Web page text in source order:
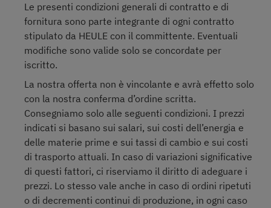
Le presenti condizioni generali di contratto e di
fornitura sono parte integrante di ogni contratto
stipulato da HEULE con il committente. Eventuali
modifiche sono valide solo se concordate per
iscritto.
La nostra offerta non è vincolante e avrà effetto solo
con la nostra conferma d’ordine scritta.
Consegniamo solo alle seguenti condizioni. I prezzi
indicati si basano sui salari, sui costi dell’energia e
delle materie prime e sui tassi di cambio e sui costi
di trasporto attuali. In caso di variazioni significative
di questi fattori, ci riserviamo il diritto di adeguare i
prezzi. Lo stesso vale anche in caso di ordini ripetuti
o di decrementi continui di produzione, in ogni caso